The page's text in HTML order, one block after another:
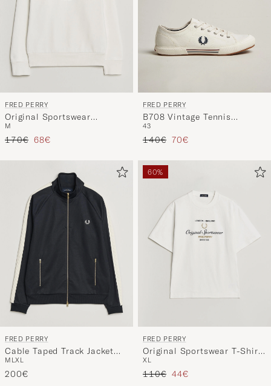
FRED PERRY
Original Sportswear
Sweatshirt Snow White
M
Regulärer Preis
170€ Reduzierter Preis
68€
FRED PERRY
B708 Vintage Tennis
Sneaker Snow White
43
Regulärer Preis
140€ Reduzierter Preis
70€
FRED PERRY
Cable Taped Track Jacket
Navy
M LXL
200€
60%
FRED PERRY
Original Sportswear T-Shirt
Snow White
XL
Regulärer Preis
110€ Reduzierter Preis
44€